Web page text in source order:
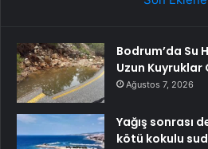
Bodrum’da Su
Uzun Kuyruklar
Ağustos 7, 2026
Yağış sonrası
kötü kokulu